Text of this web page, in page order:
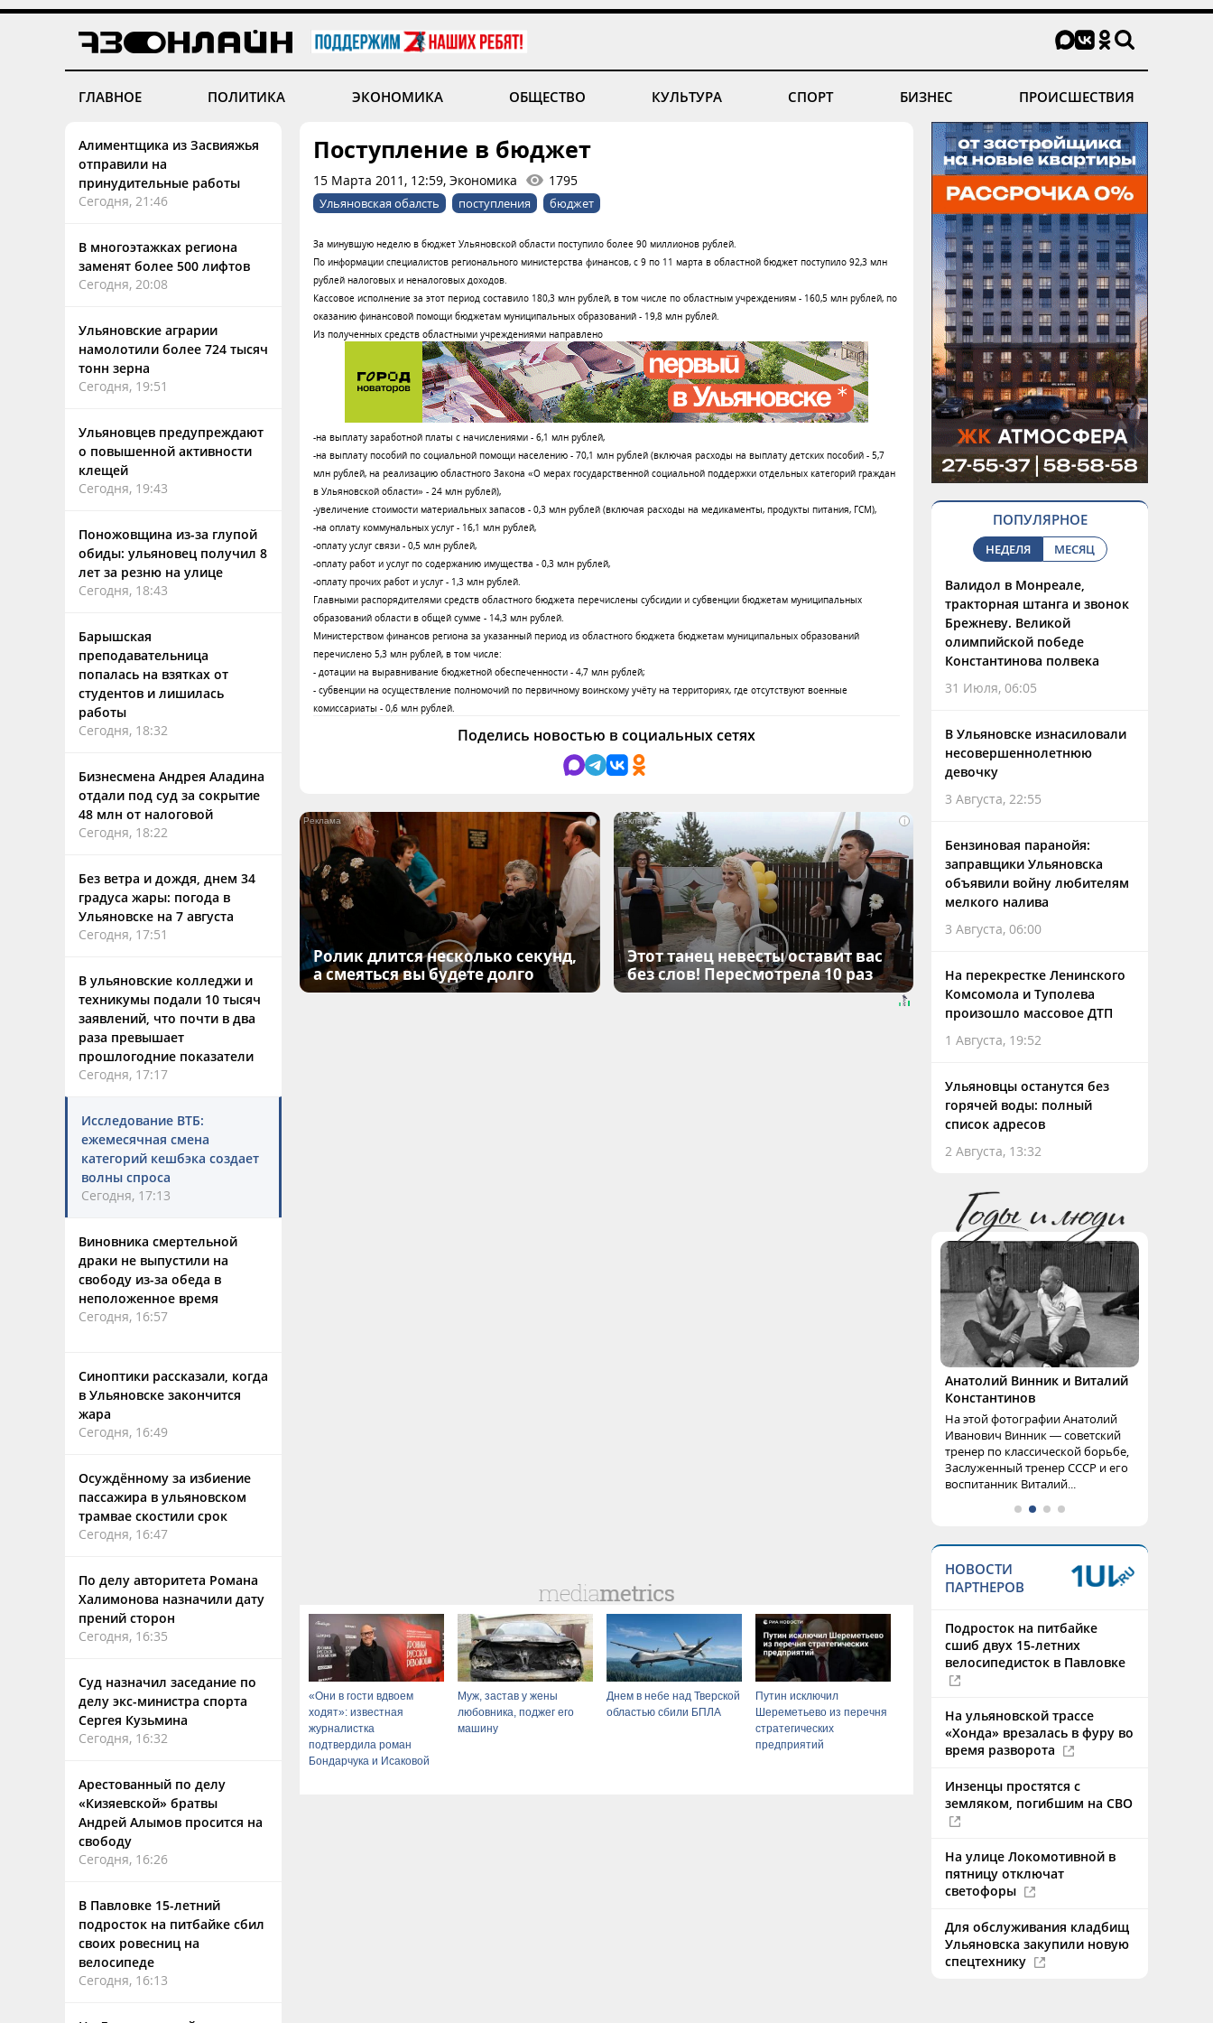
ГЛАВНОЕ ПОЛИТИКА ЭКОНОМИКА ОБЩЕСТВО КУЛЬТУРА СПОРТ БИЗНЕС ПРОИСШЕСТВИЯ
Алиментщика из Засвияжья
отправили на
принудительные работы
Сегодня, 21:46
В многоэтажках региона
заменят более 500 лифтов
Сегодня, 20:08
Ульяновские аграрии
намолотили более 724 тысяч
тонн зерна
Сегодня, 19:51
Ульяновцев предупреждают
о повышенной активности
клещей
Сегодня, 19:43
Поножовщина из-за глупой
обиды: ульяновец получил 8
лет за резню на улице
Сегодня, 18:43
Барышская
преподавательница
попалась на взятках от
студентов и лишилась
работы
Сегодня, 18:32
Бизнесмена Андрея Аладина
отдали под суд за сокрытие
48 млн от налоговой
Сегодня, 18:22
Без ветра и дождя, днем 34
градуса жары: погода в
Ульяновске на 7 августа
Сегодня, 17:51
В ульяновские колледжи и
техникумы подали 10 тысяч
заявлений, что почти в два
раза превышает
прошлогодние показатели
Сегодня, 17:17
Исследование ВТБ:
ежемесячная смена
категорий кешбэка создает
волны спроса
Сегодня, 17:13
Виновника смертельной
драки не выпустили на
свободу из-за обеда в
неположенное время
Сегодня, 16:57
Синоптики рассказали, когда
в Ульяновске закончится
жара
Сегодня, 16:49
Осуждённому за избиение
пассажира в ульяновском
трамвае скостили срок
Сегодня, 16:47
По делу авторитета Романа
Халимонова назначили дату
прений сторон
Сегодня, 16:35
Суд назначил заседание по
делу экс-министра спорта
Сергея Кузьмина
Сегодня, 16:32
Арестованный по делу
«Кизяевской» братвы
Андрей Алымов просится на
свободу
Сегодня, 16:26
В Павловке 15-летний
подросток на питбайке сбил
своих ровесниц на
велосипеде
Сегодня, 16:13
Поступление в бюджет
15 Марта 2011, 12:59, Экономика 1795
Ульяновская обалсть поступления бюджет
За минувшую неделю в бюджет Ульяновской области поступило более 90 миллионов рублей.
По информации специалистов регионального министерства финансов, с 9 по 11 марта в областной бюджет поступило 92,3 млн
рублей налоговых и неналоговых доходов.
Кассовое исполнение за этот период составило 180,3 млн рублей, в том числе по областным учреждениям - 160,5 млн рублей, по
оказанию финансовой помощи бюджетам муниципальных образований - 19,8 млн рублей.
Из полученных средств областными учреждениями направлено
-на выплату заработной платы с начислениями - 6,1 млн рублей,
-на выплату пособий по социальной помощи населению - 70,1 млн рублей (включая расходы на выплату детских пособий - 5,7
млн рублей, на реализацию областного Закона «О мерах государственной социальной поддержки отдельных категорий граждан
в Ульяновской области» - 24 млн рублей),
-увеличение стоимости материальных запасов - 0,3 млн рублей (включая расходы на медикаменты, продукты питания, ГСМ),
-на оплату коммунальных услуг - 16,1 млн рублей,
-оплату услуг связи - 0,5 млн рублей,
-оплату работ и услуг по содержанию имущества - 0,3 млн рублей,
-оплату прочих работ и услуг - 1,3 млн рублей.
Главными распорядителями средств областного бюджета перечислены субсидии и субвенции бюджетам муниципальных
образований области в общей сумме - 14,3 млн рублей.
Министерством финансов региона за указанный период из областного бюджета бюджетам муниципальных образований
перечислено 5,3 млн рублей, в том числе:
- дотации на выравнивание бюджетной обеспеченности - 4,7 млн рублей;
- субвенции на осуществление полномочий по первичному воинскому учёту на территориях, где отсутствуют военные
комиссариаты - 0,6 млн рублей.
Поделись новостью в социальных сетях
i
Ролик длится несколько секунд,
а смеяться вы будете долго
i
Этот танец невесты оставит вас
без слов! Пересмотрела 10 раз
«Они в гости вдвоем
ходят»: известная
журналистка
подтвердила роман
Бондарчука и Исаковой
Муж, застав у жены
любовника, поджег его
машину
Днем в небе над Тверской
областью сбили БПЛА
Путин исключил
Шереметьево из перечня
стратегических
предприятий
ПОПУЛЯРНОЕ
НЕДЕЛЯ МЕСЯЦ
Валидол в Монреале,
тракторная штанга и звонок
Брежневу. Великой
олимпийской победе
Константинова полвека
31 Июля, 06:05
В Ульяновске изнасиловали
несовершеннолетнюю
девочку
3 Августа, 22:55
Бензиновая паранойя:
заправщики Ульяновска
объявили войну любителям
мелкого налива
3 Августа, 06:00
На перекрестке Ленинского
Комсомола и Туполева
произошло массовое ДТП
1 Августа, 19:52
Ульяновцы останутся без
горячей воды: полный
список адресов
2 Августа, 13:32
Анатолий Винник и Виталий
Константинов
На этой фотографии Анатолий
Иванович Винник — советский
тренер по классической борьбе,
Заслуженный тренер СССР и его
воспитанник Виталий...
НОВОСТИ
ПАРТНЕРОВ
Подросток на питбайке
сшиб двух 15-летних
велосипедисток в Павловке
На ульяновской трассе
«Хонда» врезалась в фуру во
время разворота
Инзенцы простятся с
земляком, погибшим на СВО
На улице Локомотивной в
пятницу отключат
светофоры
Для обслуживания кладбищ
Ульяновска закупили новую
спецтехнику